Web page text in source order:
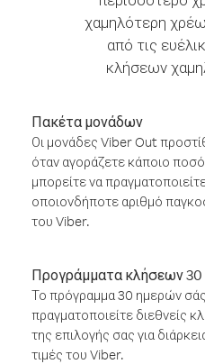
χαμηλότερη
από τις
κλήσεων
Πακέτα μονάδων
Οι μονάδες Viber Out
όταν αγοράζετε κάποιο
μπορείτε να
οποιονδήποτε αριθμό
του Viber.
Προγράμματα κλήσεων
Το πρόγραμμα 30 ημερών σάς
πραγματοποιείτε διεθνείς
της επιλογής σας για
τιμές του Viber.